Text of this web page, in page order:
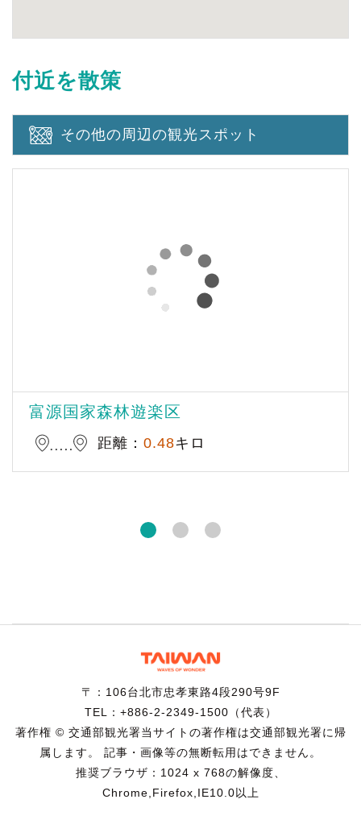
付近を散策
その他の周辺の観光スポット
富源国家森林遊楽区
距離： 0.48キロ
〒：106台北市忠孝東路4段290号9F
TEL：+886-2-2349-1500（代表）
著作権 © 交通部観光署当サイトの著作権は交通部観光署に帰
属します。 記事・画像等の無断転用はできません。
推奨ブラウザ：1024 x 768の解像度、
Chrome,Firefox,IE10.0以上